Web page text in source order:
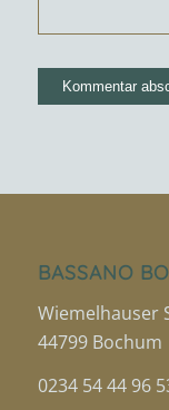
BASSANO
Wiemelhauser
44799 Bochum
0234 54 44 96